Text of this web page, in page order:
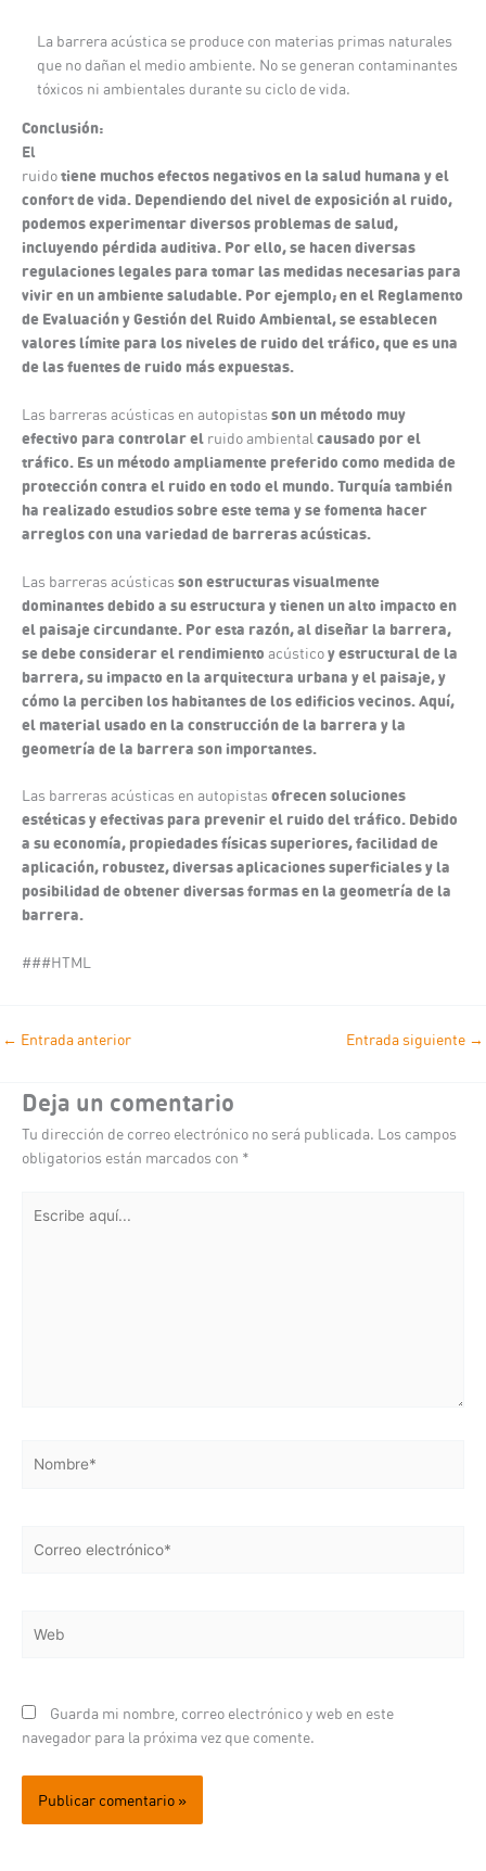
La barrera acústica se produce con materias primas naturales
que no dañan el medio ambiente. No se generan contaminantes
tóxicos ni ambientales durante su ciclo de vida.
Conclusión:
El
ruidotiene muchos efectos negativos en la salud humana y el
confort de vida. Dependiendo del nivel de exposición al ruido,
podemos experimentar diversos problemas de salud,
incluyendo pérdida auditiva. Por ello, se hacen diversas
regulaciones legales para tomar las medidas necesarias para
vivir en un ambiente saludable. Por ejemplo; en el Reglamento
de Evaluación y Gestión del Ruido Ambiental, se establecen
valores límite para los niveles de ruido del tráfico, que es una
de las fuentes de ruido más expuestas.
Las barreras acústicas en autopistas son un método muy
efectivo para controlar el ruido ambiental causado por el
tráfico. Es un método ampliamente preferido como medida de
protección contra el ruido en todo el mundo. Turquía también
ha realizado estudios sobre este tema y se fomenta hacer
arreglos con una variedad de barreras acústicas.
Las barreras acústicas son estructuras visualmente
dominantes debido a su estructura y tienen un alto impacto en
el paisaje circundante. Por esta razón, al diseñar la barrera,
se debe considerar el rendimiento acústicoy estructural de la
barrera, su impacto en la arquitectura urbana y el paisaje, y
cómo la perciben los habitantes de los edificios vecinos. Aquí,
el material usado en la construcción de la barrera y la
geometría de la barrera son importantes.
Las barreras acústicas en autopistas ofrecen soluciones
estéticas y efectivas para prevenir el ruido del tráfico. Debido
a su economía, propiedades físicas superiores, facilidad de
aplicación, robustez, diversas aplicaciones superficiales y la
posibilidad de obtener diversas formas en la geometría de la
barrera.
###HTML
← Entrada anterior Entrada siguiente →
Deja un comentario
Tu dirección de correo electrónico no será publicada. Los campos
obligatorios están marcados con *
aquí...
electrónico*
Guarda mi nombre, correo electrónico y web en este
navegador para la próxima vez que comente.